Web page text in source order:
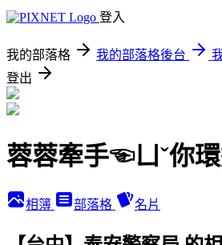
登入
我的部落格 我的部落格後台
登出
蓉蓉牽手☜ㄩˇ你
相簿 部落格 名片